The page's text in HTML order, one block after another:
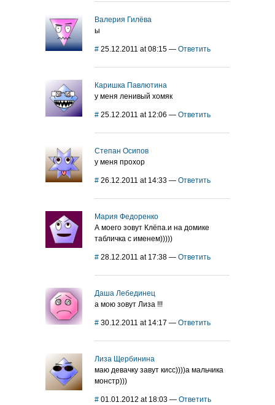
Валерия Гилёва
ы
# 25.12.2011 at 08:15 — Ответить
Каришка Павлютина
у меня ленивый хомяк
# 25.12.2011 at 12:06 — Ответить
Степан Осипов
у меня прохор
# 26.12.2011 at 14:33 — Ответить
Мария Федоренко
А моего зовут Клёпа.и на домике
табличка с именем)))))
# 28.12.2011 at 17:38 — Ответить
Даша Лебединец
а мою зовут Лиза !!!
# 30.12.2011 at 14:17 — Ответить
Лиза Щербинина
маю девачку завут кисс))))а мальчика
монстр)))
# 01.01.2012 at 18:03 — Ответить